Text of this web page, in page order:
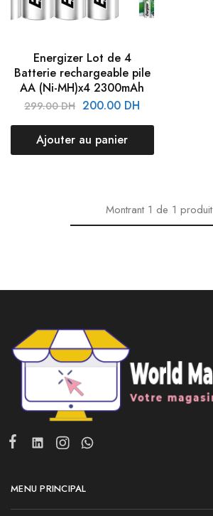
Energizer Lot de 4
Batterie rechargeable pile
AA (Ni-MH)x4 2300mAh
299.00DH 200.00 DH
Ajouter au panier
Montrant 1 de 1 produit
MENU PRINCIPAL